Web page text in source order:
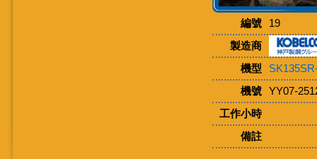
編號
19
製造商
機型
機號
YY07-
工作小時
備註